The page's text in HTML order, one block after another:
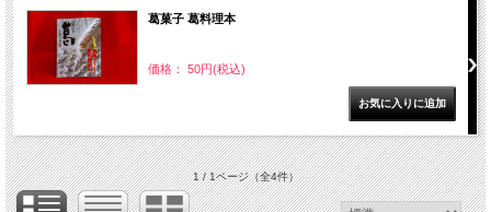
葛菓子 葛料理本
価格： 50円(税込)
1 / 1ページ（全4件）